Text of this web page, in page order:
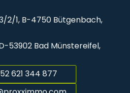
2/1, B-4750 Bütgenbach,
53902 Bad Münstereifel,
621 344 877